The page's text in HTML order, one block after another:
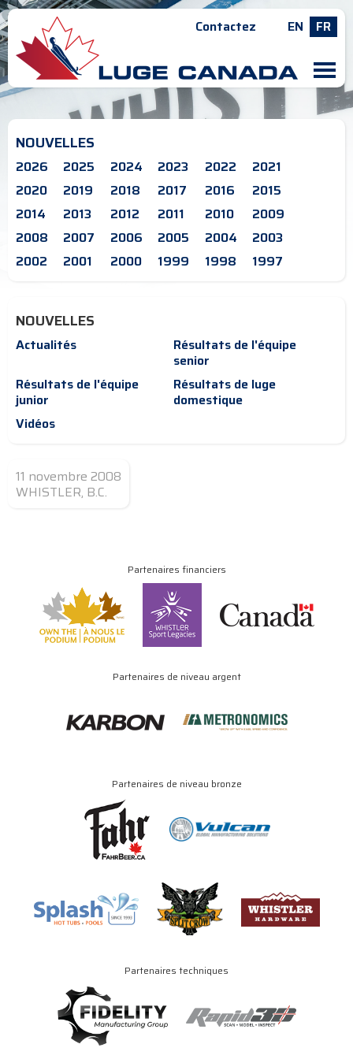
Contactez EN FR
M
NOUVELLES
2026 2025 2024 2023 2022
2021
2020
2019 2018 2017 2016
2015
2014
2013 2012 2011 2010
2009
2008
2007 2006 2005 2004
2003
2002
2001 2000 1999 1998 1997
NOUVELLES
Actualités
Résultats de l'équipe
senior
Résultats de l'équipe
junior
Résultats de luge
domestique
Vidéos
11 novembre 2008
WHISTLER, B.C.
Partenaires financiers
Partenaires de niveau argent
Partenaires de niveau bronze
Partenaires techniques